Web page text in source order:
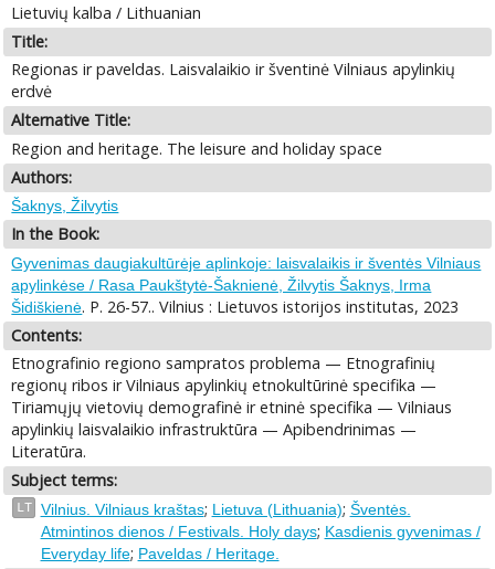
Lietuvių kalba / Lithuanian
Title:
Regionas ir paveldas. Laisvalaikio ir šventinė Vilniaus apylinkių
erdvė
Alternative Title:
Region and heritage. The leisure and holiday space
Authors:
Šaknys, Žilvytis
In the Book:
Gyvenimas daugiakultūrėje aplinkoje: laisvalaikis ir šventės Vilniaus
apylinkėse / Rasa Paukštytė-Šaknienė, Žilvytis Šaknys, Irma
Šidiškienė. P. 26-57.. Vilnius : Lietuvos istorijos institutas, 2023
Contents:
Etnografinio regiono sampratos problema — Etnografinių
regionų ribos ir Vilniaus apylinkių etnokultūrinė specifika —
Tiriamųjų vietovių demografinė ir etninė specifika — Vilniaus
apylinkių laisvalaikio infrastruktūra — Apibendrinimas —
Literatūra.
Subject terms:
LT Vilnius. Vilniaus kraštas; Lietuva (Lithuania); Šventės.
Atmintinos dienos / Festivals. Holy days; Kasdienis gyvenimas /
Everyday life; Paveldas / Heritage.